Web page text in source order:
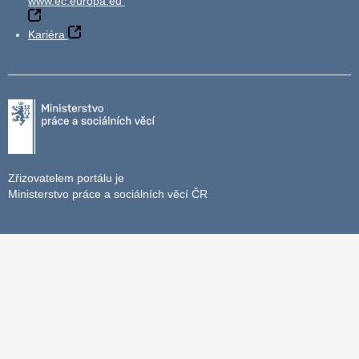
Kariéra
Zřizovatelem portálu je
Ministerstvo práce a sociálních věcí ČR